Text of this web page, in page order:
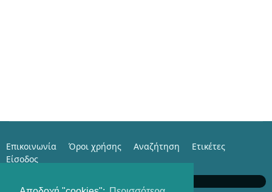
Επικοινωνία Όροι χρήσης Αναζήτηση
Ετικέτες
Είσοδος